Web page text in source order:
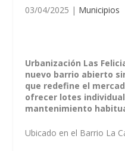
03/04/2025 | Municipios
Urbanización Las
nuevo barrio abierto
que redefine el
ofrecer lotes
mantenimiento
Ubicado en el Barrio La